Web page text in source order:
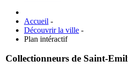
Accueil -
Découvrir la ville -
Plan intéractif
Collectionneurs de Saint-